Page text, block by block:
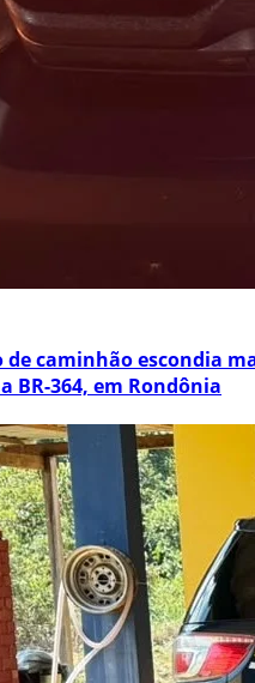
de caminhão escondia
BR-364, em Rondônia